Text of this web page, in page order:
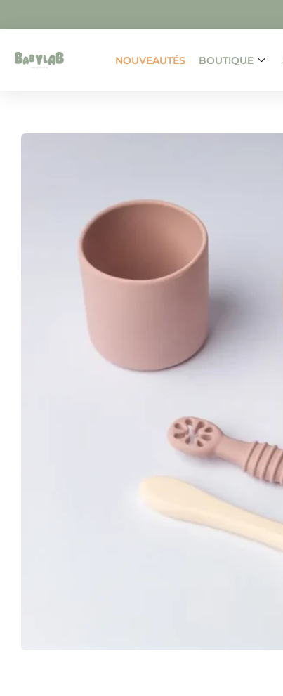
NOUVEAUTÉS BOUTIQUE